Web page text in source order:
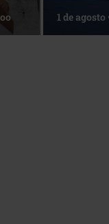
1 de agosto